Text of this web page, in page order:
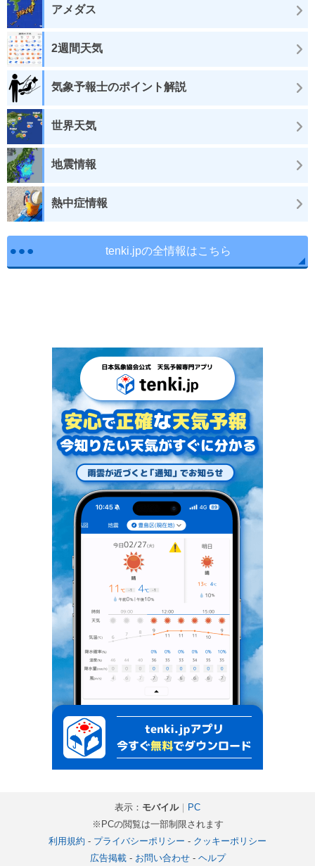
アメダス
2週間天気
気象予報士のポイント解説
世界天気
地震情報
熱中症情報
tenki.jpの全情報はこちら
表示： モバイル｜ PC
※PCの閲覧は一部制限されます
利用規約 - プライバシーポリシー - クッキーポリシー
広告掲載- お問い合わせ- ヘルプ